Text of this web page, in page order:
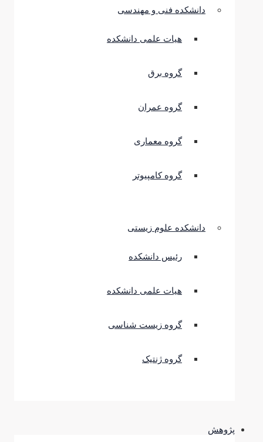
دانشکده فنی و مهندسی
هیات علمی دانشکده
گروه برق
گروه عمران
گروه معماری
گروه کامپیوتر
دانشکده علوم زیستی
رئیس دانشکده
هیات علمی دانشکده
گروه زیست شناسی
گروه ژنتیک
پژوهش